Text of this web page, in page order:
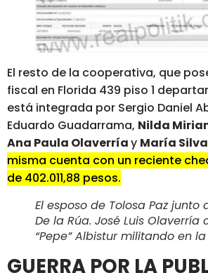
El resto de la cooperativa, que
fiscal en Florida 439 piso 1
está integrada por Sergio Daniel
Eduardo Guadarrama, Nilda
Ana Paula Olaverríay María
misma cuenta con un reciente
de 402.011,88 pesos.
El esposo de Tolosa Paz junto
De la Rúa. José Luis Olaverría
“Pepe” Albistur militando en la
GUERRA POR LA